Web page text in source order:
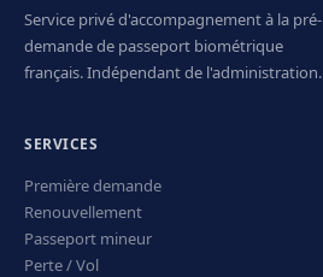
Service privé d'accompagnement à la pré-
demande de passeport biométrique
français. Indépendant de l'administration.
SERVICES
Première demande
Renouvellement
Passeport mineur
Perte / Vol